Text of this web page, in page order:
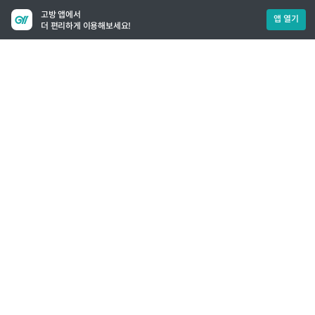
고방 앱에서
더 편리하게 이용해보세요!
앱 열기